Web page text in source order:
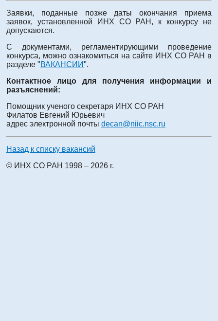
Заявки, поданные позже даты окончания приема
заявок, установленной ИНХ СО РАН, к конкурсу не
допускаются.
С документами, регламентирующими проведение
конкурса, можно ознакомиться на сайте ИНХ СО РАН в
разделе "ВАКАНСИИ".
Контактное лицо для получения информации и
разъяснений:
Помощник ученого секретаря ИНХ СО РАН
Филатов Евгений Юрьевич
адрес электронной почты decan@niic.nsc.ru
Назад к списку вакансий
© ИНХ СО РАН 1998 – 2026 г.